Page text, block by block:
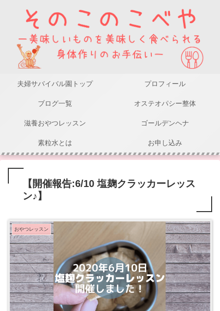
夫婦サバイバル園トップ プロフィール
ブログ一覧 オステオパシー整体
滋養おやつレッスン ゴールデンヘナ
素粒水とは お申し込み
【開催報告:6/10 塩麹クラッカーレッス
ン♪】
おやつレッスン